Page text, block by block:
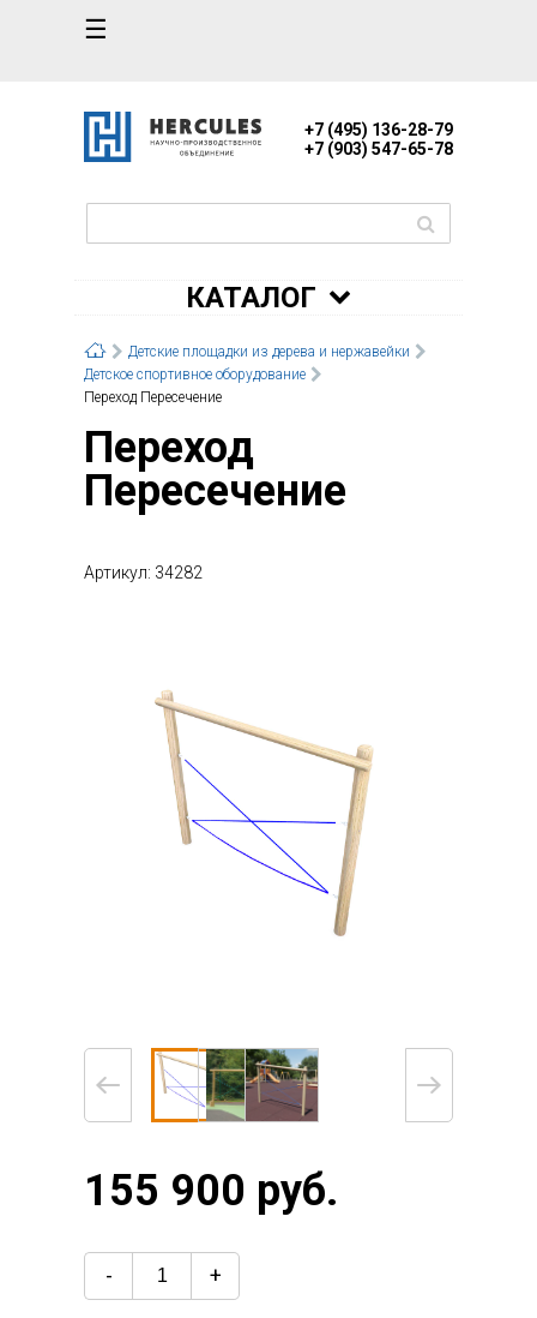
☰
+7 (495) 136-28-79
+7 (903) 547-65-78
КАТАЛОГ
Детские площадки из дерева и нержавейки
Детское спортивное оборудование
Переход Пересечение
Переход
Пересечение
Артикул: 34282
155 900 руб.
- +